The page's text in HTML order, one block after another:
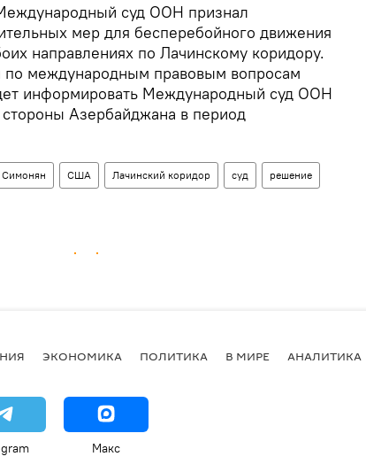
суд ООН признал
мер для бесперебойного движения
направлениях по Лачинскому коридору.
по международным правовым вопросам
информировать Международный суд ООН
Азербайджана в период
Симонян США Лачинский коридор суд решение
ЭКОНОМИКА ПОЛИТИКА В МИРЕ АНАЛИТИКА
Макс